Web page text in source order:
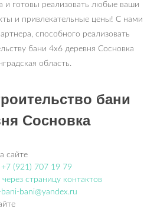
и готовы реализовать любые ваши
и привлекательные цены! С нами
способного реализовать
бани 4х6 деревня Сосновка
область.
бани
Сосновка
сайте
+7 (921) 707 19 79
страницу контактов
bani@yandex.ru